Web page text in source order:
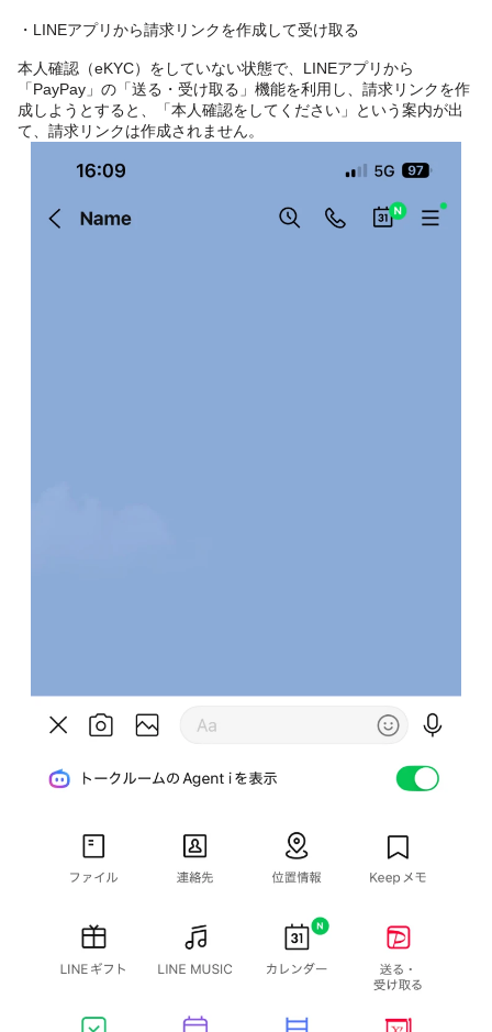
・LINEアプリから請求リンクを作成して受け取る
本人確認（eKYC）をしていない状態で、LINEアプリから
「PayPay」の「送る・受け取る」機能を利用し、請求リンクを作
成しようとすると、「本人確認をしてください」という案内が出
て、請求リンクは作成されません。